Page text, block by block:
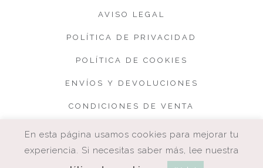
AVISO LEGAL
POLÍTICA DE PRIVACIDAD
POLÍTICA DE COOKIES
ENVÍOS Y DEVOLUCIONES
CONDICIONES DE VENTA
En esta página usamos cookies para mejorar tu
experiencia. Si necesitas saber más, lee nuestra